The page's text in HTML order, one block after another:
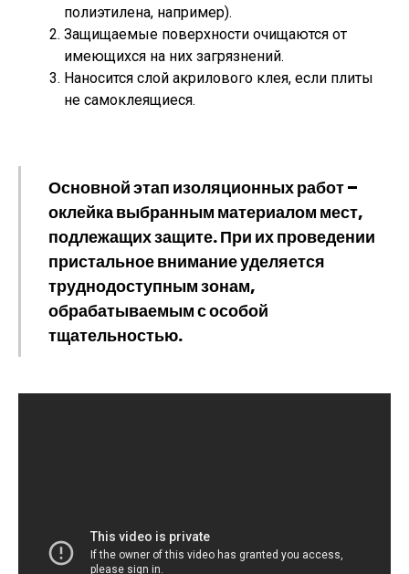
полиэтилена, например).
Защищаемые поверхности очищаются от
имеющихся на них загрязнений.
Наносится слой акрилового клея, если плиты
не самоклеящиеся.
Основной этап изоляционных работ –
оклейка выбранным материалом мест,
подлежащих защите. При их проведении
пристальное внимание уделяется
труднодоступным зонам,
обрабатываемым с особой
тщательностью.